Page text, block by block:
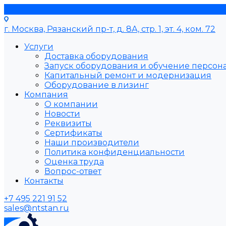
г. Москва, Рязанский пр-т, д. 8А, стр. 1, эт. 4, ком. 72
Услуги
Доставка оборудования
Запуск оборудования и обучение
Капитальный ремонт и модернизация
Оборудование в лизинг
Компания
О компании
Новости
Реквизиты
Сертификаты
Наши производители
Политика конфиденциальности
Оценка труда
Вопрос-ответ
Контакты
+7 495 221 91 52
sales@ntstan.ru